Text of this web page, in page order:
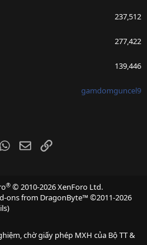
237,512
277,422
139,446
gamdomguncel9
WhatsApp
EmailLink
® © 2010-2026 XenForo Ltd.
ons from DragonByte™©2011-2026
)
chờ giấy phép MXH của Bộ TT &